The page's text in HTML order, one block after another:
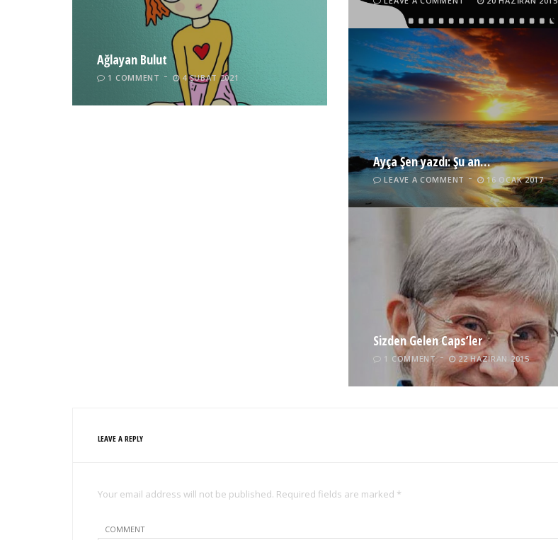
Ağlayan Bulut
1 COMMENT 4 ŞUBAT 2021
Ayça Şen yazdı: Şu an…
LEAVE A COMMENT 16 OCAK 2017
Sizden Gelen Caps’ler
1 COMMENT 22 HAZIRAN 2015
LEAVE A REPLY
Your email address will not be published. Required fields are marked *
COMMENT